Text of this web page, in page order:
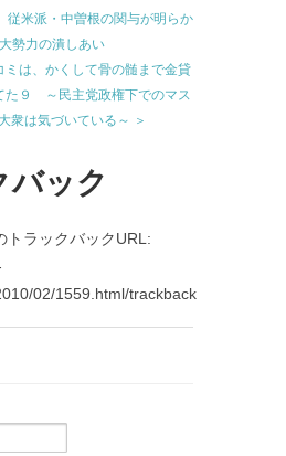
米派・中曽根の関与が明らか
勢力の潰しあい
ミは、かくして骨の髄まで金貸
た９ ～民主党政権下でのマス
衆は気づいている～ ＞
バック
トラックバックURL:
02/1559.html/trackback